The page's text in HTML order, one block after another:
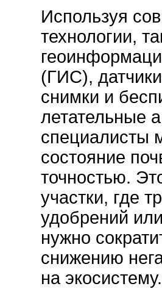
Используя
технологии,
(ГИС),
снимки и
летательные
специалисты
состояние
точностью.
участки, где
удобрений
нужно
снижению
на экосистему.